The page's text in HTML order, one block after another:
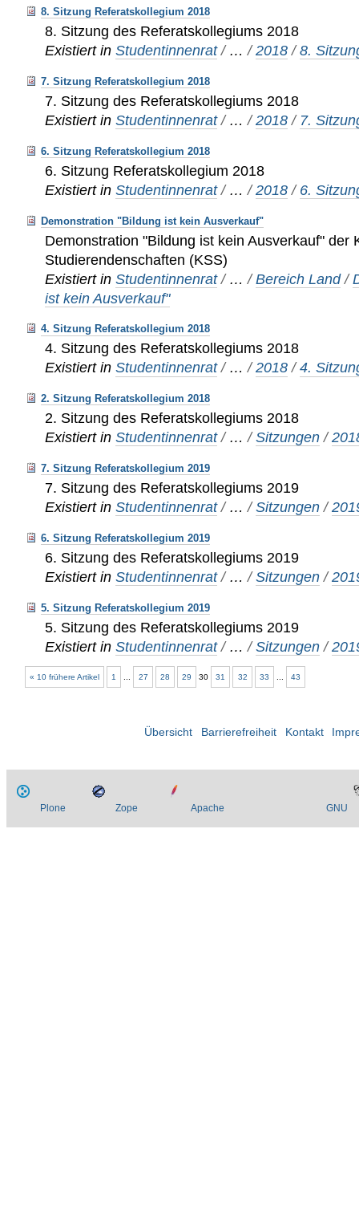
8. Sitzung Referatskollegium 2018
8. Sitzung des Referatskollegiums 2018
Existiert in Studentinnenrat / …/2018 /8.
7. Sitzung Referatskollegium 2018
7. Sitzung des Referatskollegiums 2018
Existiert in Studentinnenrat / …/2018 / 7.
6. Sitzung Referatskollegium 2018
6. Sitzung Referatskollegium 2018
Existiert in Studentinnenrat / …/2018 / 6.
Demonstration "Bildung ist kein Ausverkauf"
Demonstration "Bildung ist kein Ausverkauf" der
Studierendenschaften (KSS)
Existiert in Studentinnenrat / …/Bereich Land /
ist kein Ausverkauf"
4. Sitzung Referatskollegium 2018
4. Sitzung des Referatskollegiums 2018
Existiert in Studentinnenrat / …/2018 /4.
2. Sitzung Referatskollegium 2018
2. Sitzung des Referatskollegiums 2018
Existiert in Studentinnenrat / …/Sitzungen /
7. Sitzung Referatskollegium 2019
7. Sitzung des Referatskollegiums 2019
Existiert in Studentinnenrat / …/Sitzungen /
6. Sitzung Referatskollegium 2019
6. Sitzung des Referatskollegiums 2019
Existiert in Studentinnenrat / …/Sitzungen /
5. Sitzung Referatskollegium 2019
5. Sitzung des Referatskollegiums 2019
Existiert in Studentinnenrat / …/Sitzungen /
« 10 frühere Artikel 1 27 28 29 30 31 32 33 43
Übersicht Barrierefreiheit Kontakt
Plone Zope Apache GNU